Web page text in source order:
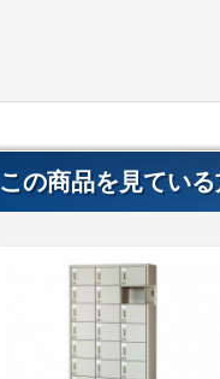
この商品を見てい